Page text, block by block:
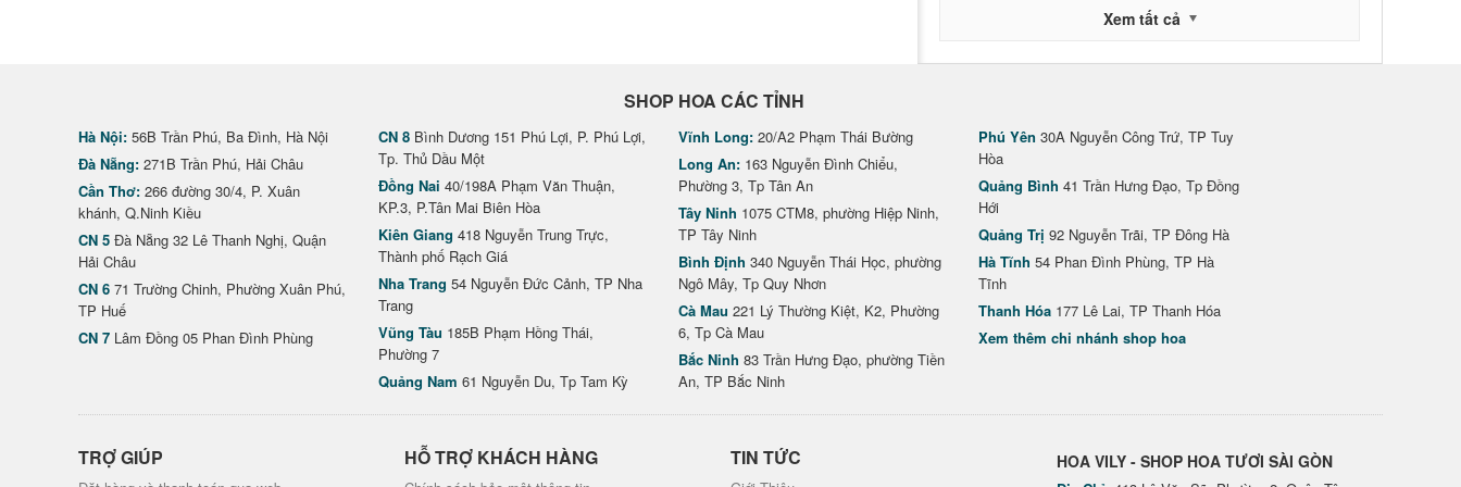
Xem tất cả
SHOP HOA CÁC TỈNH
Hà Nội: 56B Trần Phú, Ba Đình, Hà Nội
Đà Nẵng: 271B Trần Phú, Hải Châu
Cần Thơ: 266 đường 30/4, P. Xuân
khánh, Q.Ninh Kiều
CN 5 Đà Nẵng 32 Lê Thanh Nghị, Quận
Hải Châu
CN 6 71 Trường Chinh, Phường Xuân Phú,
TP Huế
CN 7 Lâm Đồng 05 Phan Đình Phùng
CN 8 Bình Dương 151 Phú Lợi, P. Phú Lợi,
Tp. Thủ Dầu Một
Đồng Nai 40/198A Phạm Văn Thuận,
KP.3, P.Tân Mai Biên Hòa
Kiên Giang 418 Nguyễn Trung Trực,
Thành phố Rạch Giá
Nha Trang 54 Nguyễn Đức Cảnh, TP Nha
Trang
Vũng Tàu 185B Phạm Hồng Thái,
Phường 7
Quảng Nam 61 Nguyễn Du, Tp Tam Kỳ
Vĩnh Long: 20/A2 Phạm Thái Bường
Long An: 163 Nguyễn Đình Chiểu,
Phường 3, Tp Tân An
Tây Ninh 1075 CTM8, phường Hiệp Ninh,
TP Tây Ninh
Bình Định 340 Nguyễn Thái Học, phường
Ngô Mây, Tp Quy Nhơn
Cà Mau 221 Lý Thường Kiệt, K2, Phường
6, Tp Cà Mau
Bắc Ninh 83 Trần Hưng Đạo, phường Tiền
An, TP Bắc Ninh
Phú Yên 30A Nguyễn Công Trứ, TP Tuy
Hòa
Quảng Bình 41 Trần Hưng Đạo, Tp Đồng
Hới
Quảng Trị 92 Nguyễn Trãi, TP Đông Hà
Hà Tĩnh 54 Phan Đình Phùng, TP Hà
Tĩnh
Thanh Hóa 177 Lê Lai, TP Thanh Hóa
Xem thêm chi nhánh shop hoa
TRỢ GIÚP HỖ TRỢ KHÁCH HÀNG TIN TỨC HOA VILY - SHOP HOA TƯƠI SÀI GÒN